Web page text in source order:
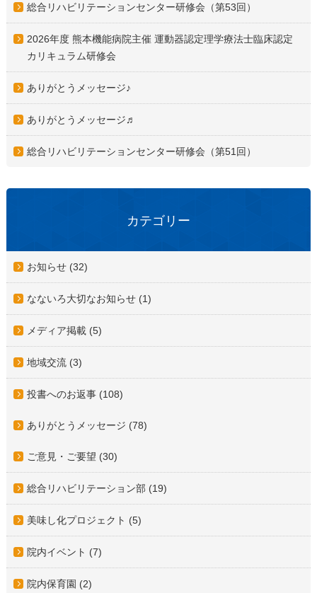
総合リハビリテーションセンター研修会（第53回）
2026年度 熊本機能病院主催 運動器認定理学療法士臨床認定
カリキュラム研修会
ありがとうメッセージ♪
ありがとうメッセージ♬
総合リハビリテーションセンター研修会（第51回）
カテゴリー
お知らせ (32)
なないろ大切なお知らせ (1)
メディア掲載 (5)
地域交流 (3)
投書へのお返事 (108)
ありがとうメッセージ (78)
ご意見・ご要望 (30)
総合リハビリテーション部 (19)
美味し化プロジェクト (5)
院内イベント (7)
院内保育園 (2)